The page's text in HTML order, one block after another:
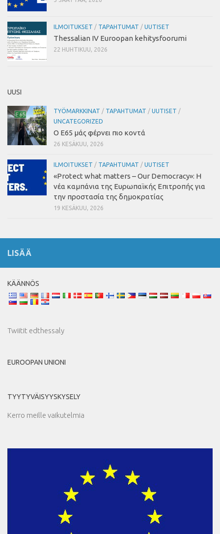
ILMOITUKSET / TAPAHTUMAT / UUTISET
Thessalian IV Euroopan kehitysfoorumi
22 HUHTIKUU, 2026
UUSI
TYÖMARKKINAT / TAPAHTUMAT / UUTISET /
UNCATEGORIZED
Ο Ε65 μάς φέρνει πιο κοντά
26 KESÄKUU, 2026
ILMOITUKSET / TAPAHTUMAT / UUTISET
«Protect what matters – Our Democracy»: Η
νέα καμπάνια της Ευρωπαϊκής Επιτροπής για
την προστασία της δημοκρατίας
19 KESÄKUU, 2026
LISÄÄ
KÄÄNNÖS
Twiitit edthessaly
EUROOPAN UNIONI
TYYTYVÄISYYSKYSELY
Kerro meille vaikutelmia